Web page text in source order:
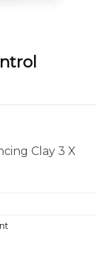
Clay 3 X